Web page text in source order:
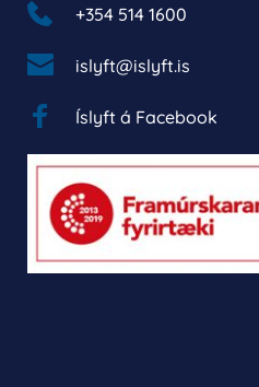
+354 514 1600
islyft@islyft.is
Íslyft á Facebook